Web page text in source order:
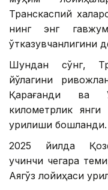
Транскаспий
нинг энг
ўтказувчанлигини
Шундан сўнг,
йўлагини
Қарағанди ва
километрлик
қурилиши бошланди.
2025 йилда
учинчи чегара
Аягўз лойиҳаси